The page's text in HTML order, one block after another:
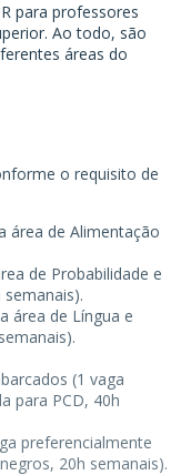
para professores
Ao todo, são
áreas do
o requisito de
área de Alimentação
de Probabilidade e
área de Língua e
(1 vaga
para PCD, 40h
preferencialmente
20h semanais).